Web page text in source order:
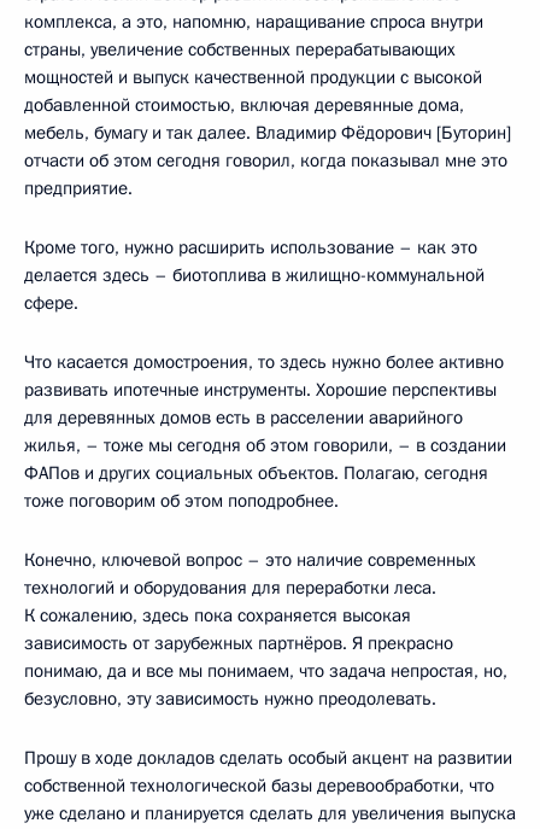
комплекса, а это, напомню, наращивание спроса внутри
страны, увеличение собственных перерабатывающих
мощностей и выпуск качественной продукции с высокой
добавленной стоимостью, включая деревянные дома,
мебель, бумагу и так далее. Владимир Фёдорович [Буторин]
отчасти об этом сегодня говорил, когда показывал мне это
предприятие.
Кроме того, нужно расширить использование – как это
делается здесь – биотоплива в жилищно-коммунальной
сфере.
Что касается домостроения, то здесь нужно более активно
развивать ипотечные инструменты. Хорошие перспективы
для деревянных домов есть в расселении аварийного
жилья, – тоже мы сегодня об этом говорили, – в создании
ФАПов и других социальных объектов. Полагаю, сегодня
тоже поговорим об этом поподробнее.
Конечно, ключевой вопрос – это наличие современных
технологий и оборудования для переработки леса.
К сожалению, здесь пока сохраняется высокая
зависимость от зарубежных партнёров. Я прекрасно
понимаю, да и все мы понимаем, что задача непростая, но,
безусловно, эту зависимость нужно преодолевать.
Прошу в ходе докладов сделать особый акцент на развитии
собственной технологической базы деревообработки, что
уже сделано и планируется сделать для увеличения выпуска